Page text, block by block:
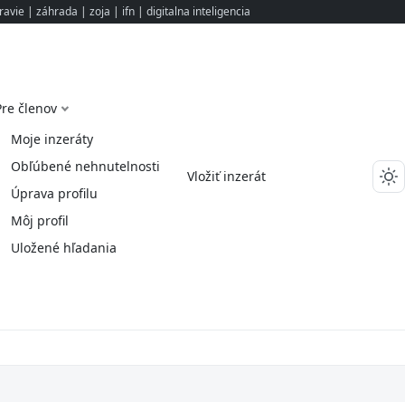
| záhrada | zoja | ifn | digitalna inteligencia
členov
Moje inzeráty
Obľúbené nehnutelnosti
Úprava profilu
Môj profil
Uložené hľadania
Vložiť inzerát